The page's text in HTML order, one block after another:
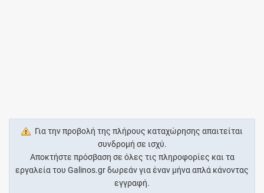
Για την προβολή της πλήρους καταχώρησης απαιτείται
συνδρομή σε ισχύ.
Αποκτήστε πρόσβαση σε όλες τις πληροφορίες και τα
εργαλεία του Galinos.gr δωρεάν για έναν μήνα απλά κάνοντας
εγγραφή.